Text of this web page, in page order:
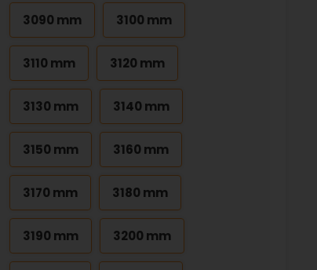
3090 mm 3100 mm
3110 mm 3120 mm
3130 mm 3140 mm
3150 mm 3160 mm
3170 mm 3180 mm
3190 mm 3200 mm